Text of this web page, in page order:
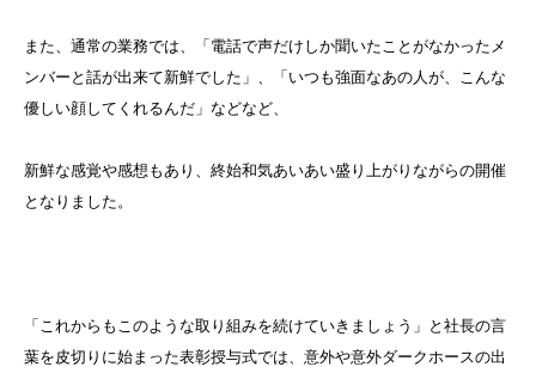
また、通常の業務では、「電話で声だけしか聞いたことがなかったメ
ンバーと話が出来て新鮮でした」、「いつも強面なあの人が、こんな
優しい顔してくれるんだ」などなど、
新鮮な感覚や感想もあり、終始和気あいあい盛り上がりながらの開催
となりました。
「これからもこのような取り組みを続けていきましょう」と社長の言
葉を皮切りに始まった表彰授与式では、意外や意外ダークホースの出